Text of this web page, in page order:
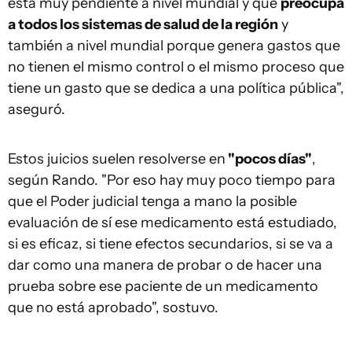
a todos los sistemas de salud de la regióny
también a nivel mundial porque genera gastos que
no tienen el mismo control o el mismo proceso que
tiene un gasto que se dedica a una política pública",
aseguró.
Estos juicios suelen resolverse en "pocos días",
según Rando. "Por eso hay muy poco tiempo para
que el Poder judicial tenga a mano la posible
evaluación de sí ese medicamento está estudiado,
si es eficaz, si tiene efectos secundarios, si se va a
dar como una manera de probar o de hacer una
prueba sobre ese paciente de un medicamento
que no está aprobado", sostuvo.